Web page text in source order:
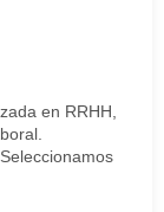
en RRHH,